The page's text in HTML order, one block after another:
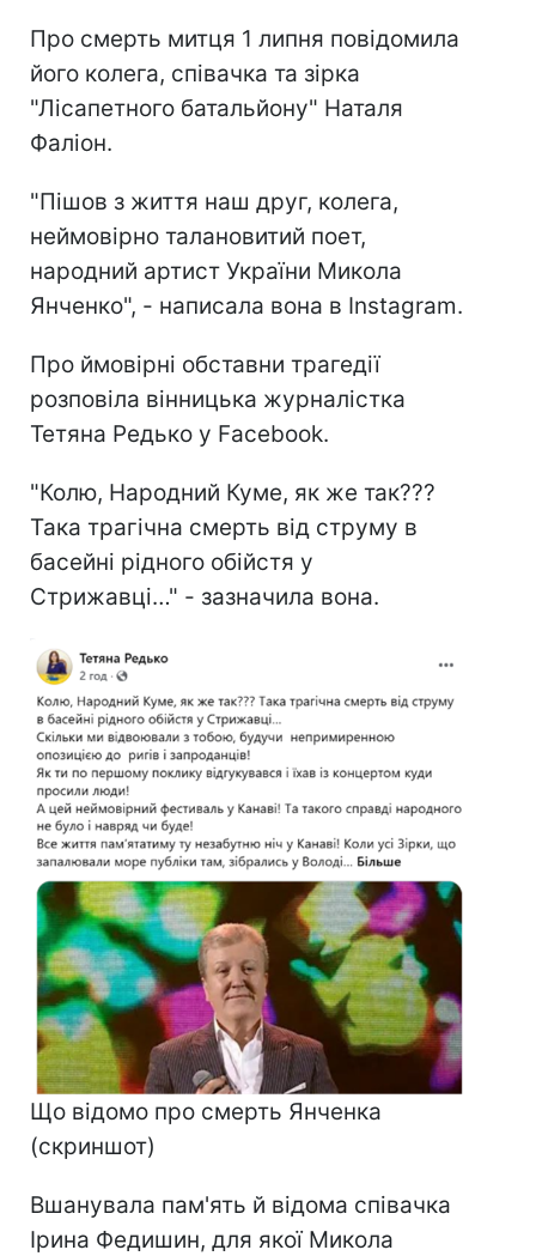
Про смерть митця 1 липня повідомила
його колега, співачка та зірка
"Лісапетного батальйону" Наталя
Фаліон.
"Пішов з життя наш друг, колега,
неймовірно талановитий поет,
народний артист України Микола
Янченко", - написала вона в Instagram.
Про ймовірні обставни трагедії
розповіла вінницька журналістка
Тетяна Редько у Facebook.
"Колю, Народний Куме, як же так???
Така трагічна смерть від струму в
басейні рідного обійстя у
Стрижавці…" - зазначила вона.
Що відомо про смерть Янченка
(скриншот)
Вшанувала пам'ять й відома співачка
Ірина Федишин, для якої Микола